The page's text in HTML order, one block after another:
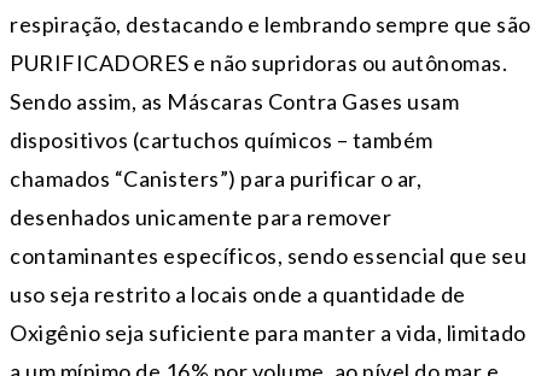
respiração, destacando e lembrando sempre que são
PURIFICADORES e não supridoras ou autônomas.
Sendo assim, as Máscaras Contra Gases usam
dispositivos (cartuchos químicos – também
chamados “Canisters”) para purificar o ar,
desenhados unicamente para remover
contaminantes específicos, sendo essencial que seu
uso seja restrito a locais onde a quantidade de
Oxigênio seja suficiente para manter a vida, limitado